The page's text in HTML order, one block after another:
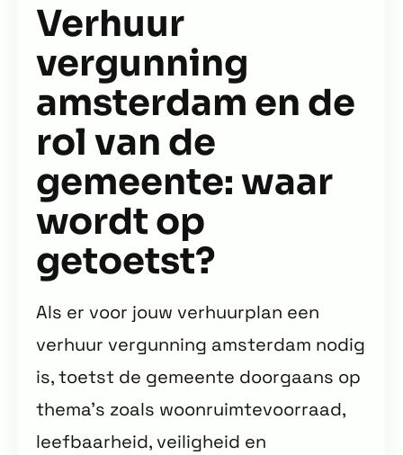
Verhuur
vergunning
amsterdam en de
rol van de
gemeente: waar
wordt op
getoetst?
Als er voor jouw verhuurplan een
verhuur vergunning amsterdam nodig
is, toetst de gemeente doorgaans op
thema’s zoals woonruimtevoorraad,
leefbaarheid, veiligheid en